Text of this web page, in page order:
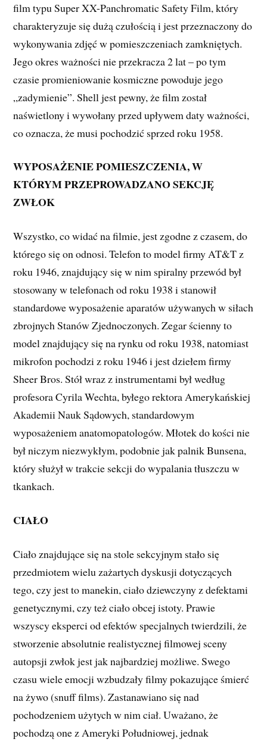
film typu Super XX-Panchromatic Safety Film, który
charakteryzuje się dużą czułością i jest przeznaczony do
wykonywania zdjęć w pomieszczeniach zamkniętych.
Jego okres ważności nie przekracza 2 lat – po tym
czasie promieniowanie kosmiczne powoduje jego
„zadymienie”. Shell jest pewny, że film został
naświetlony i wywołany przed upływem daty ważności,
co oznacza, że musi pochodzić sprzed roku 1958.
WYPOSAŻENIE POMIESZCZENIA, W
KTÓRYM PRZEPROWADZANO SEKCJĘ
ZWŁOK
Wszystko, co widać na filmie, jest zgodne z czasem, do
którego się on odnosi. Telefon to model firmy AT&T z
roku 1946, znajdujący się w nim spiralny przewód był
stosowany w telefonach od roku 1938 i stanowił
standardowe wyposażenie aparatów używanych w siłach
zbrojnych Stanów Zjednoczonych. Zegar ścienny to
model znajdujący się na rynku od roku 1938, natomiast
mikrofon pochodzi z roku 1946 i jest dziełem firmy
Sheer Bros. Stół wraz z instrumentami był według
profesora Cyrila Wechta, byłego rektora Amerykańskiej
Akademii Nauk Sądowych, standardowym
wyposażeniem anatomopatologów. Młotek do kości nie
był niczym niezwykłym, podobnie jak palnik Bunsena,
który służył w trakcie sekcji do wypalania tłuszczu w
tkankach.
CIAŁO
Ciało znajdujące się na stole sekcyjnym stało się
przedmiotem wielu zażartych dyskusji dotyczących
tego, czy jest to manekin, ciało dziewczyny z defektami
genetycznymi, czy też ciało obcej istoty. Prawie
wszyscy eksperci od efektów specjalnych twierdzili, że
stworzenie absolutnie realistycznej filmowej sceny
autopsji zwłok jest jak najbardziej możliwe. Swego
czasu wiele emocji wzbudzały filmy pokazujące śmierć
na żywo (snuff films). Zastanawiano się nad
pochodzeniem użytych w nim ciał. Uważano, że
pochodzą one z Ameryki Południowej, jednak